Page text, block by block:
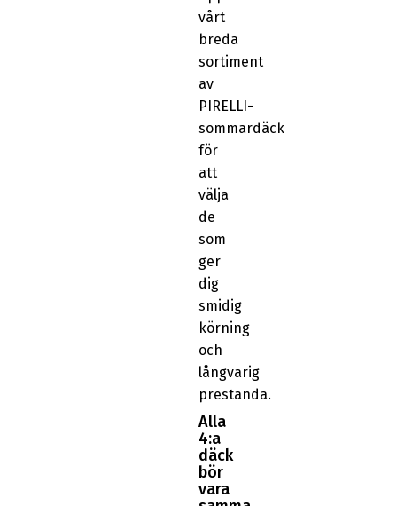
vårt
breda
sortiment
av
PIRELLI-
sommardäck
för
att
välja
de
som
ger
dig
smidig
körning
och
långvarig
prestanda.
Alla
4:a
däck
bör
vara